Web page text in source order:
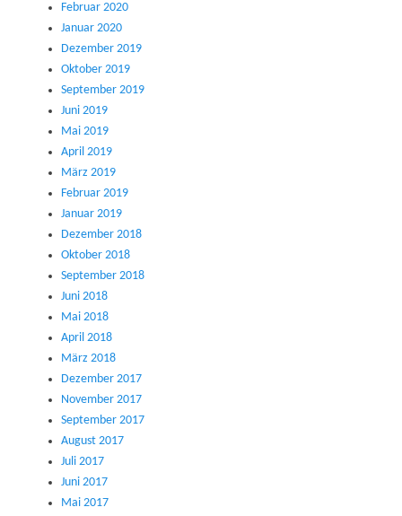
Februar 2020
Januar 2020
Dezember 2019
Oktober 2019
September 2019
Juni 2019
Mai 2019
April 2019
März 2019
Februar 2019
Januar 2019
Dezember 2018
Oktober 2018
September 2018
Juni 2018
Mai 2018
April 2018
März 2018
Dezember 2017
November 2017
September 2017
August 2017
Juli 2017
Juni 2017
Mai 2017